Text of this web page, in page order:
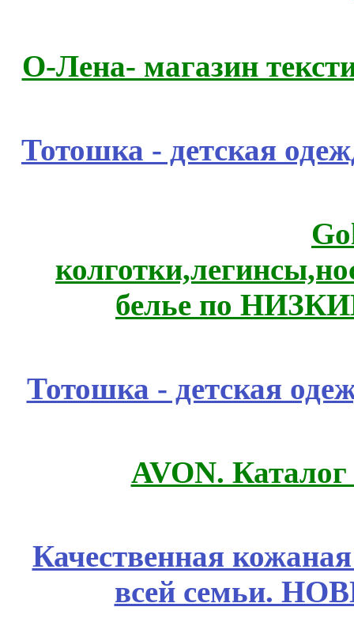
О-Лена- магазин
Тотошка - детская
белье по
Тотошка - детская
AVON.
Качественная
всей семьи.